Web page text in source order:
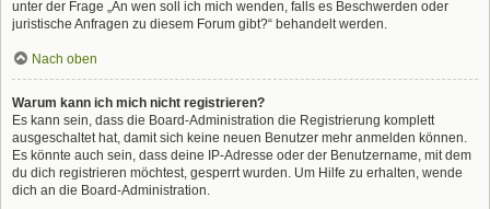
unter der Frage „An wen soll ich mich wenden, falls es Beschwerden oder
juristische Anfragen zu diesem Forum gibt?“ behandelt werden.
Nach oben
Warum kann ich mich nicht registrieren?
Es kann sein, dass die Board-Administration die Registrierung komplett
ausgeschaltet hat, damit sich keine neuen Benutzer mehr anmelden können.
Es könnte auch sein, dass deine IP-Adresse oder der Benutzername, mit dem
du dich registrieren möchtest, gesperrt wurden. Um Hilfe zu erhalten, wende
dich an die Board-Administration.